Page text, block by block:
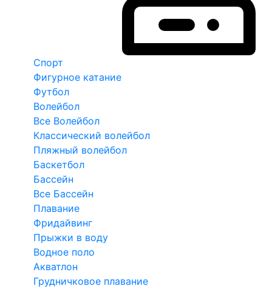
Спорт
Фигурное катание
Футбол
Волейбол
Все Волейбол
Классический волейбол
Пляжный волейбол
Баскетбол
Бассейн
Все Бассейн
Плавание
Фридайвинг
Прыжки в воду
Водное поло
Акватлон
Грудничковое плавание